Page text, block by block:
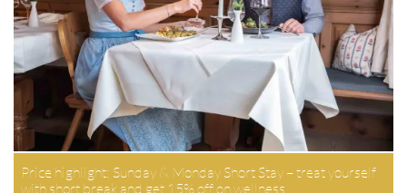
Price highlight: Sunday & Monday Short Stay – treat yourself
with short break and get 15% off on wellness…